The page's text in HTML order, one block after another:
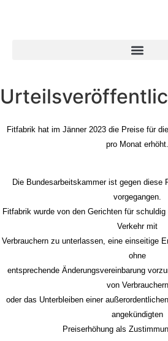
Fitfabrik hat im Jänner 2023 die Preise für
pro Monat erhöht.
Die Bundesarbeitskammer ist gegen diese
vorgegangen.
Fitfabrik wurde von den Gerichten für
Verkehr mit
Verbrauchern zu unterlassen, eine einseitige
ohne
entsprechende Änderungsvereinbarung
von Verbrauchern
oder das Unterbleiben einer
angekündigten
Preiserhöhung als